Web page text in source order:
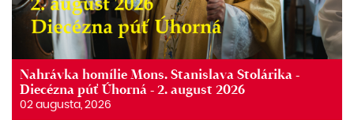
Nahrávka homílie Mons. Stanislava Stolárika -
Diecézna púť Úhorná - 2. august 2026
02 augusta, 2026